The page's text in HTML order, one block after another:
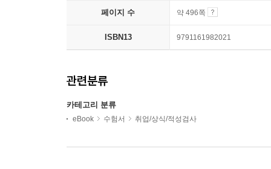
페이지 수 약 496쪽
ISBN13 9791161982021
관련분류
카테고리 분류
eBook 수험서 취업/상식/적성검사